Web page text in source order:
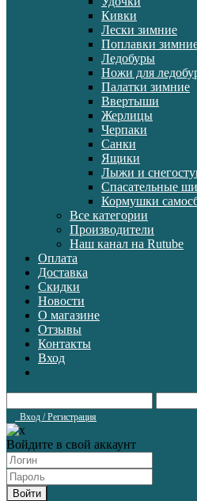
Кивки
Лески зимние
Поплавки
Ледобуры
Ножи для
Палатки зимние
Ввертыши
Жерлицы
Черпаки
Санки
Ящики
Лыжи и
Спасательные
Кормушки
Все категории
Производители
Наш канал на Rutube
Оплата
Доставка
Скидки
Новости
О магазине
Отзывы
Контакты
Вход
Вход / Регистрация
Войдите в свой аккаунт
Войти